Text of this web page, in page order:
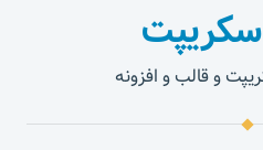
و قالب و افزونه